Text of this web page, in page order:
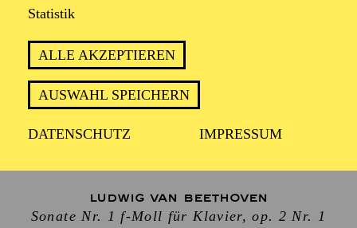
Statistik
ALLE AKZEPTIEREN
AUSWAHL SPEICHERN
DATENSCHUTZ IMPRESSUM
2 Stunden, inkl. Pause
IGOR LEVIT
LUDWIG VAN BEETHOVEN
Sonate Nr. 1 f-Moll für Klavier, op. 2 Nr. 1